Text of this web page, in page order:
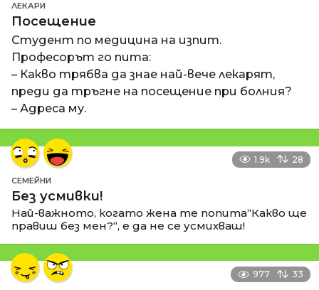
ЛЕКАРИ
Посещение
Студент по медицина на изпит.
Професорът го пита:
– Какво трябва да знае най-вече лекарят,
преди да тръгне на посещение при болния?
– Адреса му.
1.9k 28
СЕМЕЙНИ
Без усмивки!
Най-важното, когато жена те попита“Какво ще
правиш без мен?“, е да не се усмихваш!
977 33